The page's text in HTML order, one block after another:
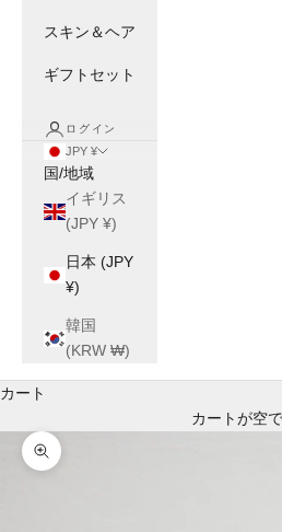
スキン＆ヘア
ギフトセット
ログイン
JPY ¥
国/地域
イギリス
(JPY ¥)
日本 (JPY
¥)
韓国
(KRW ₩)
カート
カートが空
ズームイン